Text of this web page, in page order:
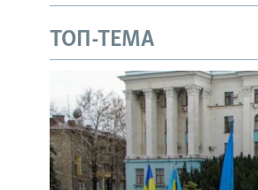
ТОП-ТЕМА